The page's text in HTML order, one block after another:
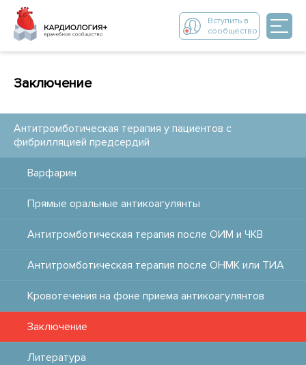
Вступить в
сообщество
Заключение
Антитромботическая терапия у пациентов с
фибрилляцией предсердий
Варфарин
Прямые оральные антикоагулянты
Антитромботическая терапия после ОИМ и ЧКВ
Антитромботическая терапия после ОНМК или ТИА
Кровотечения на фоне приема антикоагулянтов
Заключение
Литература